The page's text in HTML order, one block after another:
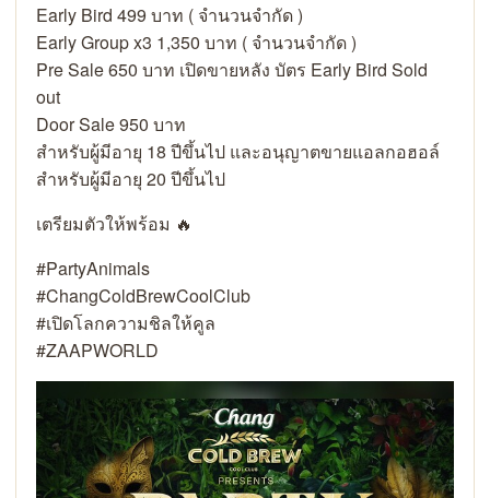
Early Bird 499 บาท ( จำนวนจำกัด )
Early Group x3 1,350 บาท ( จำนวนจำกัด )
Pre Sale 650 บาท เปิดขายหลัง บัตร Early Bird Sold
out
Door Sale 950 บาท
สำหรับผู้มีอายุ 18 ปีขึ้นไป และอนุญาตขายแอลกอฮอล์
สำหรับผู้มีอายุ 20 ปีขึ้นไป
เตรียมตัวให้พร้อม 🔥
#PartyAnimals
#ChangColdBrewCoolClub
#เปิดโลกความชิลให้คูล
#ZAAPWORLD